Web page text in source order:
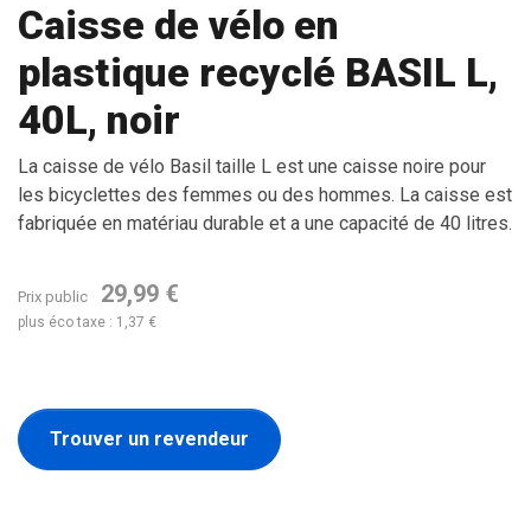
Caisse de vélo en
plastique recyclé BASIL L,
40L, noir
La caisse de vélo Basil taille L est une caisse noire pour
les bicyclettes des femmes ou des hommes. La caisse est
fabriquée en matériau durable et a une capacité de 40 litres.
Prix public 29,99 €
plus éco taxe : 1,37 €
Trouver un revendeur